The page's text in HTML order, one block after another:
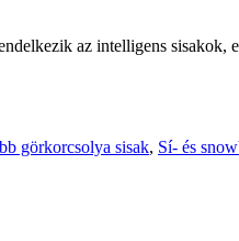
az intelligens
görkorcsolya sisak, Sí- és